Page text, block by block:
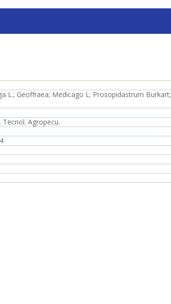
L.; Geoffraea; Medicago L; Prosopidastrum Burkart;
Tecnol. Agropecu.